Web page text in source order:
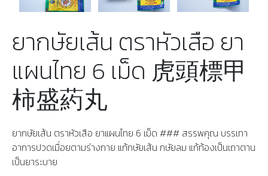
ยากษัยเส้น ตราหัวเสือ ยา
แผนไทย 6 เม็ด 虎頭標甲
柿盛葯丸
ยากษัยเส้น ตราหัวเสือ ยาแผนไทย 6 เม็ด ### สรรพคุณ บรรเทา
อาการปวดเมื่อยตามร่างกาย แก้กษัยเส้น กษัยลม แก้ท้องเป็นเถาตาน
เป็นยาระบาย